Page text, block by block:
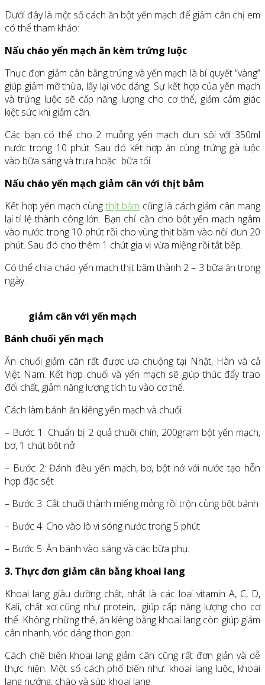
Dưới đây là một số cách ăn bột yến mạch để giảm cân chị em
có thể tham khảo:
Nấu cháo yến mạch ăn kèm trứng luộc
Thực đơn giảm cân bằng trứng và yến mạch là bí quyết “vàng”
giúp giảm mỡ thừa, lấy lại vóc dáng. Sự kết hợp của yến mạch
và trứng luộc sẽ cấp năng lượng cho cơ thể, giảm cảm giác
kiệt sức khi giảm cân.
Các bạn có thể cho 2 muỗng yến mạch đun sôi với 350ml
nước trong 10 phút. Sau đó kết hợp ăn cùng trứng gà luộc
vào bữa sáng và trưa hoặc bữa tối.
Nấu cháo yến mạch giảm cân với thịt bằm
Kết hợp yến mạch cùng thịt bằm cũng là cách giảm cân mang
lại tỉ lệ thành công lớn. Bạn chỉ cần cho bột yến mạch ngâm
vào nước trong 10 phút rồi cho vùng thịt băm vào nồi đun 20
phút. Sau đó cho thêm 1 chút gia vị vừa miệng rồi tắt bếp.
Có thể chia cháo yến mạch thịt băm thành 2 – 3 bữa ăn trong
ngày.
giảm cân với yến mạch
Bánh chuối yến mạch
Ăn chuối giảm cân rất được ưa chuộng tại Nhật, Hàn và cả
Việt Nam. Kết hợp chuối và yến mạch sẽ giúp thúc đẩy trao
đổi chất, giảm năng lượng tích tụ vào cơ thể.
Cách làm bánh ăn kiêng yến mạch và chuối
– Bước 1: Chuẩn bị 2 quả chuối chín, 200gram bột yến mạch,
bơ, 1 chút bột nở
– Bước 2: Đánh đều yến mạch, bơ, bột nở với nước tạo hỗn
hợp đặc sệt
– Bước 3: Cắt chuối thành miếng mỏng rồi trộn cùng bột bánh
– Bước 4: Cho vào lò vi sóng nước trong 5 phút
– Bước 5: Ăn bánh vào sáng và các bữa phụ.
3. Thực đơn giảm cân bằng khoai lang
Khoai lang giàu dưỡng chất, nhất là các loại vitamin A, C, D,
Kali, chất xơ cũng như protein,…giúp cấp năng lượng cho cơ
thể. Không những thế, ăn kiêng bằng khoai lang còn giúp giảm
cân nhanh, vóc dáng thon gọn.
Cách chế biến khoai lang giảm cân cũng rất đơn giản và dễ
thực hiện. Một số cách phổ biến như: khoai lang luộc, khoai
lang nướng, cháo và súp khoai lang.